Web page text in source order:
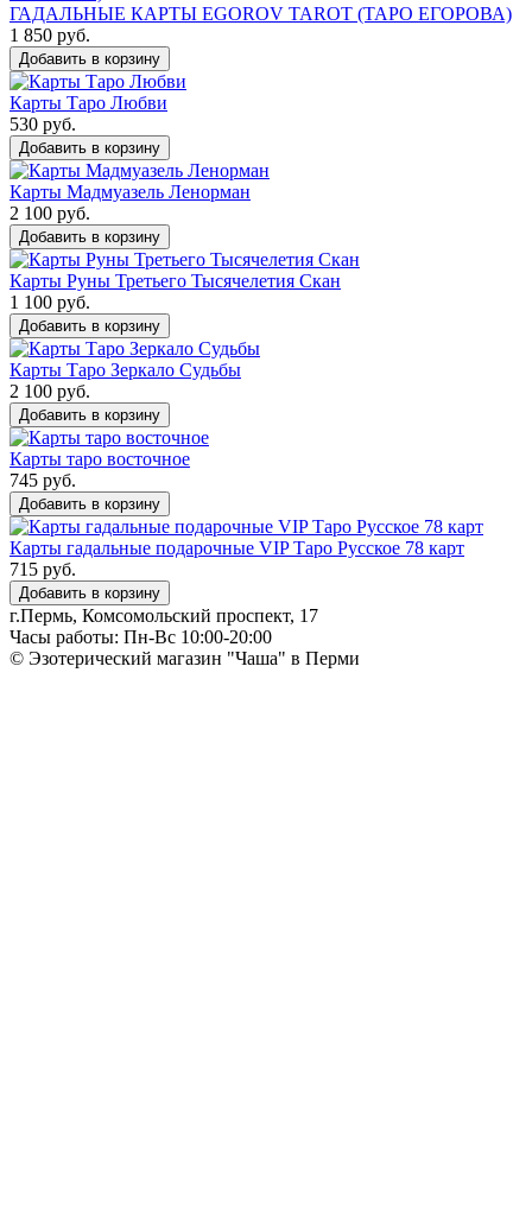
ГАДАЛЬНЫЕ КАРТЫ EGOROV TAROT (ТАРО ЕГОРОВА)
1 850 руб.
Добавить в корзину
Карты Таро Любви
530 руб.
Добавить в корзину
Карты Мадмуазель Ленорман
2 100 руб.
Добавить в корзину
Карты Руны Третьего Тысячелетия Скан
1 100 руб.
Добавить в корзину
Карты Таро Зеркало Судьбы
2 100 руб.
Добавить в корзину
Карты таро восточное
745 руб.
Добавить в корзину
Карты гадальные подарочные VIP Таро Русское 78 карт
715 руб.
Добавить в корзину
г.Пермь, Комсомольский проспект, 17
Часы работы: Пн-Вс 10:00-20:00
© Эзотерический магазин "Чаша" в Перми